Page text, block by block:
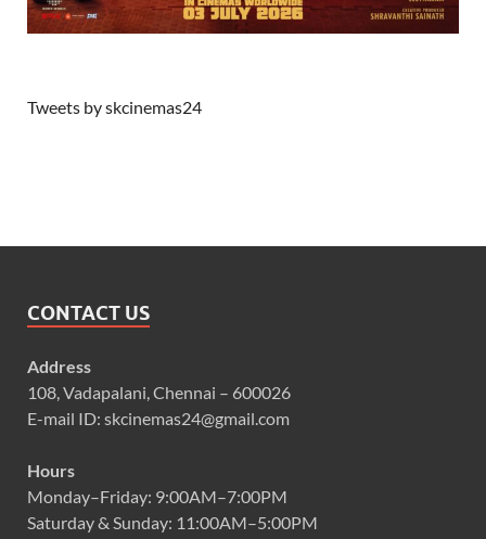
Tweets by skcinemas24
CONTACT US
Address
108, Vadapalani, Chennai – 600026
E-mail ID: skcinemas24@gmail.com
Hours
Monday–Friday: 9:00AM–7:00PM
Saturday & Sunday: 11:00AM–5:00PM